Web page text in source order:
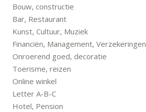
Bouw, constructie
Bar, Restaurant
Kunst, Cultuur, Muziek
Financiën, Management, Verzekeringen
Onroerend goed, decoratie
Toerisme, reizen
Online winkel
Letter A-B-C
Hotel, Pension